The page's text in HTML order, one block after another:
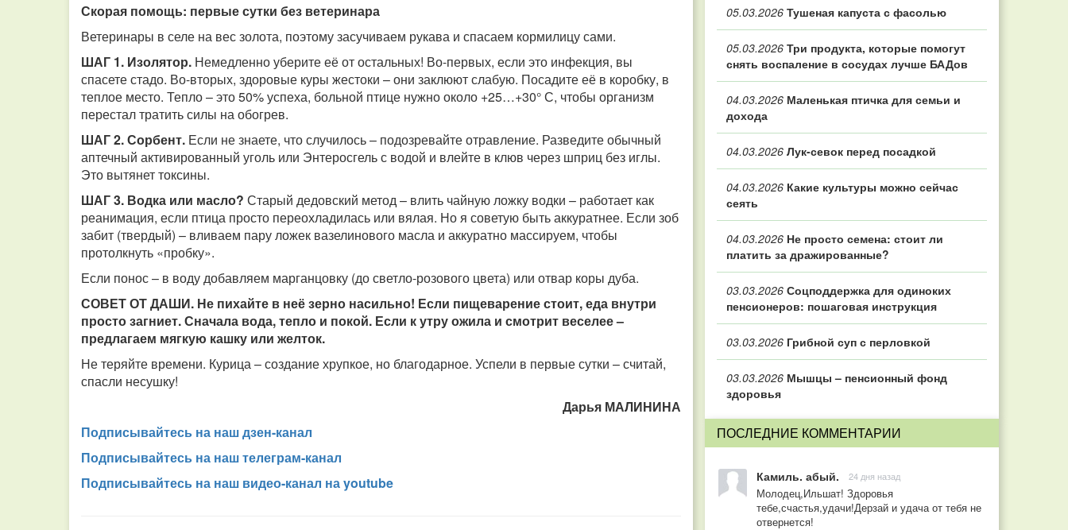
Скорая помощь: первые сутки без ветеринара
Ветеринары в селе на вес золота, поэтому засучиваем рукава и спасаем кормилицу сами.
ШАГ 1. Изолятор. Немедленно уберите её от остальных! Во-первых, если это инфекция, вы
спасете стадо. Во-вторых, здоровые куры жестоки – они заклюют слабую. Посадите её в коробку, в
теплое место. Тепло – это 50% успеха, больной птице нужно около +25…+30° С, чтобы организм
перестал тратить силы на обогрев.
ШАГ 2. Сорбент. Если не знаете, что случилось – подозревайте отравление. Разведите обычный
аптечный активированный уголь или Энтеросгель с водой и влейте в клюв через шприц без иглы.
Это вытянет токсины.
ШАГ 3. Водка или масло? Старый дедовский метод – влить чайную ложку водки – работает как
реанимация, если птица просто переохладилась или вялая. Но я советую быть аккуратнее. Если зоб
забит (твердый) – вливаем пару ложек вазелинового масла и аккуратно массируем, чтобы
протолкнуть «пробку».
Если понос – в воду добавляем марганцовку (до светло-розового цвета) или отвар коры дуба.
СОВЕТ ОТ ДАШИ. Не пихайте в неё зерно насильно! Если пищеварение стоит, еда внутри
просто загниет. Сначала вода, тепло и покой. Если к утру ожила и смотрит веселее –
предлагаем мягкую кашку или желток.
Не теряйте времени. Курица – создание хрупкое, но благодарное. Успели в первые сутки – считай,
спасли несушку!
Дарья МАЛИНИНА
Подписывайтесь на наш дзен-канал
Подписывайтесь на наш телеграм-канал
Подписывайтесь на наш видео-канал на youtube
05.03.2026 Тушеная капуста с фасолью
05.03.2026 Три продукта, которые помогут
снять воспаление в сосудах лучше БАДов
04.03.2026 Маленькая птичка для семьи и
дохода
04.03.2026 Лук-севок перед посадкой
04.03.2026 Какие культуры можно сейчас
сеять
04.03.2026 Не просто семена: стоит ли
платить за дражированные?
03.03.2026 Соцподдержка для одиноких
пенсионеров: пошаговая инструкция
03.03.2026 Грибной суп с перловкой
03.03.2026 Мышцы – пенсионный фонд
здоровья
ПОСЛЕДНИЕ КОММЕНТАРИИ
Камиль. абый. 24 дня назад
Молодец,Ильшат! Здоровья
тебе,счастья,удачи!Дерзай и удача от тебя не
отвернется!